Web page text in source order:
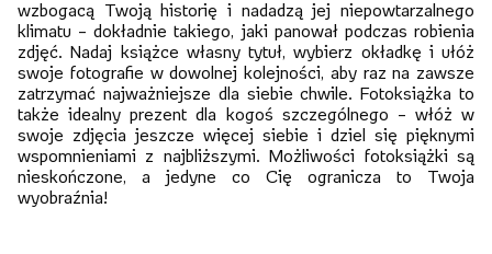
wzbogacą Twoją historię i nadadzą jej niepowtarzalnego
klimatu – dokładnie takiego, jaki panował podczas robienia
zdjęć. Nadaj książce własny tytuł, wybierz okładkę i ułóż
swoje fotografie w dowolnej kolejności, aby raz na zawsze
zatrzymać najważniejsze dla siebie chwile. Fotoksiążka to
także idealny prezent dla kogoś szczególnego – włóż w
swoje zdjęcia jeszcze więcej siebie i dziel się pięknymi
wspomnieniami z najbliższymi. Możliwości fotoksiążki są
nieskończone, a jedyne co Cię ogranicza to Twoja
wyobraźnia!